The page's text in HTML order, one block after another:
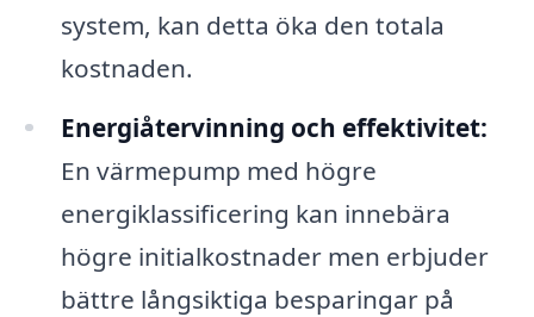
system, kan detta öka den totala
kostnaden.
Energiåtervinning och effektivitet:
En värmepump med högre
energiklassificering kan innebära
högre initialkostnader men erbjuder
bättre långsiktiga besparingar på